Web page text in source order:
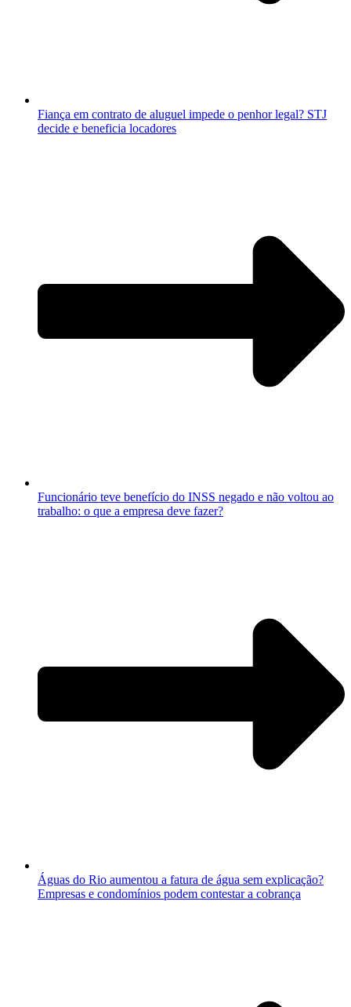
Fiança em contrato de aluguel impede o penhor legal? STJ
decide e beneficia locadores
Funcionário teve benefício do INSS negado e não voltou ao
trabalho: o que a empresa deve fazer?
Águas do Rio aumentou a fatura de água sem explicação?
Empresas e condomínios podem contestar a cobrança